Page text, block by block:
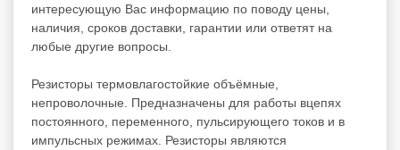
интересующую Вас информацию по поводу цены,
наличия, сроков доставки, гарантии или ответят на
любые другие вопросы.
Резисторы термовлагостойкие объёмные,
непроволочные. Предназначены для работы вцепях
постоянного, переменного, пульсирующего токов и в
импульсных режимах. Резисторы являются